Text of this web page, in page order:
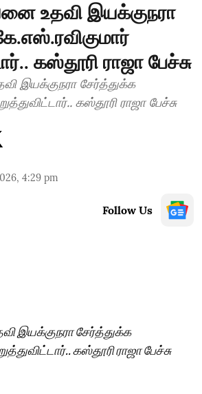
உதவி இயக்குநரா
கஸ்தூரி ராஜா பேச்சு
இயக்குநரா சேர்த்துக்க
கஸ்தூரி ராஜா பேச்சு
4:29 pm
Follow Us
இயக்குநரா சேர்த்துக்க
கஸ்தூரி ராஜா பேச்சு